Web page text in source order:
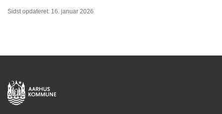
Sidst opdateret: 16. januar 2026